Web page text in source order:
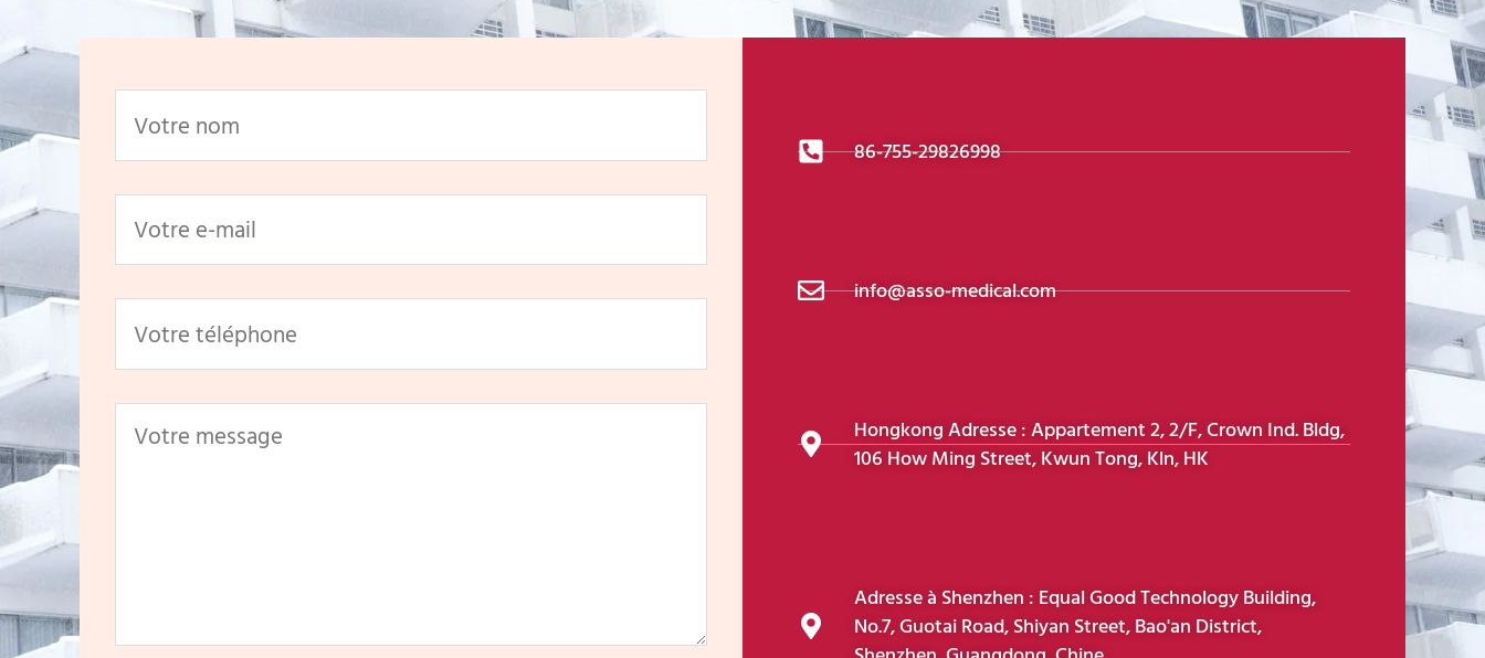
86-755-29826998
info@asso-medical.com
Hongkong Adresse : Appartement 2, 2/F, Crown Ind. Bldg,
106 How Ming Street, Kwun Tong, Kln, HK
Adresse à Shenzhen : Equal Good Technology Building,
No.7, Guotai Road, Shiyan Street, Bao'an District,